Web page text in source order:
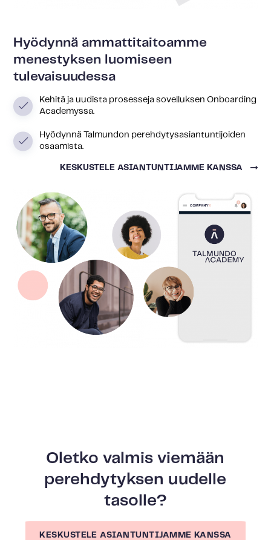
Hyödynnä ammattitaitoamme
menestyksen luomiseen
tulevaisuudessa
Kehitä ja uudista prosesseja sovelluksen Onboarding
Academyssa.
Hyödynnä Talmundon perehdytysasiantuntijoiden
osaamista.
KESKUSTELE ASIANTUNTIJAMME KANSSA
Oletko valmis viemään
perehdytyksen uudelle
tasolle?
KESKUSTELE ASIANTUNTIJAMME KANSSA